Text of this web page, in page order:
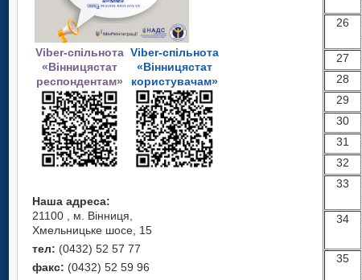
Viber-спільнота
«Вінницястат
респондентам»
Viber-спільнота
«Вінницястат
користувачам»
Наша адреса:
21100 , м. Вінниця,
Хмельницьке шосе, 15
тел: (0432) 52 57 77
факс: (0432) 52 59 96
26
27
28
29
30
31
32
33
34
35